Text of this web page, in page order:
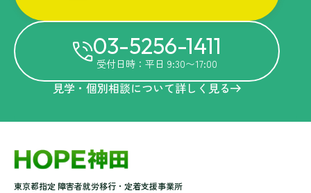
03-5256-1411
受付日時：平日 9:30〜17:00
見学・個別相談について詳しく見る
東京都指定 障害者就労移行・定着支援事業所